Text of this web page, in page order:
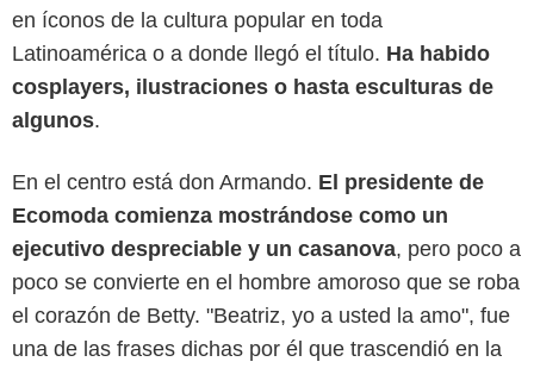
en íconos de la cultura popular en toda
Latinoamérica o a donde llegó el título. Ha habido
cosplayers, ilustraciones o hasta esculturas de
algunos.
En el centro está don Armando. El presidente de
Ecomoda comienza mostrándose como un
ejecutivo despreciable y un casanova, pero poco a
poco se convierte en el hombre amoroso que se roba
el corazón de Betty. "Beatriz, yo a usted la amo", fue
una de las frases dichas por él que trascendió en la
Paramount Pictures